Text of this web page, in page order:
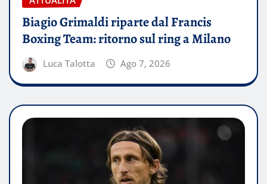
Biagio Grimaldi riparte dal Francis
Boxing Team: ritorno sul ring a Milano
Luca Talotta Ago 7, 2026